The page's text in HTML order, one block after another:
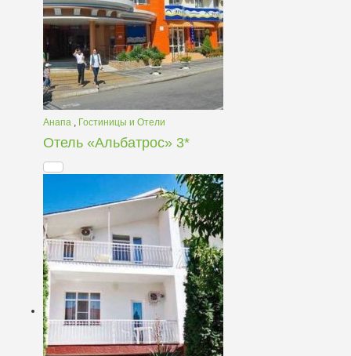
Анапа , Гостиницы и Отели
Отель «Альбатрос» 3*